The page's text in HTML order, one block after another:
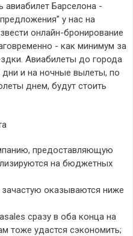
авиабилет Барселона -
у нас на
онлайн-бронирование
- как минимум за
Авиабилеты до города
дни и на ночные вылеты, по
днем, будут стоить
предоставляющую
на бюджетных
оказываются ниже
сразу в оба конца на
тоже удастся сэкономить;